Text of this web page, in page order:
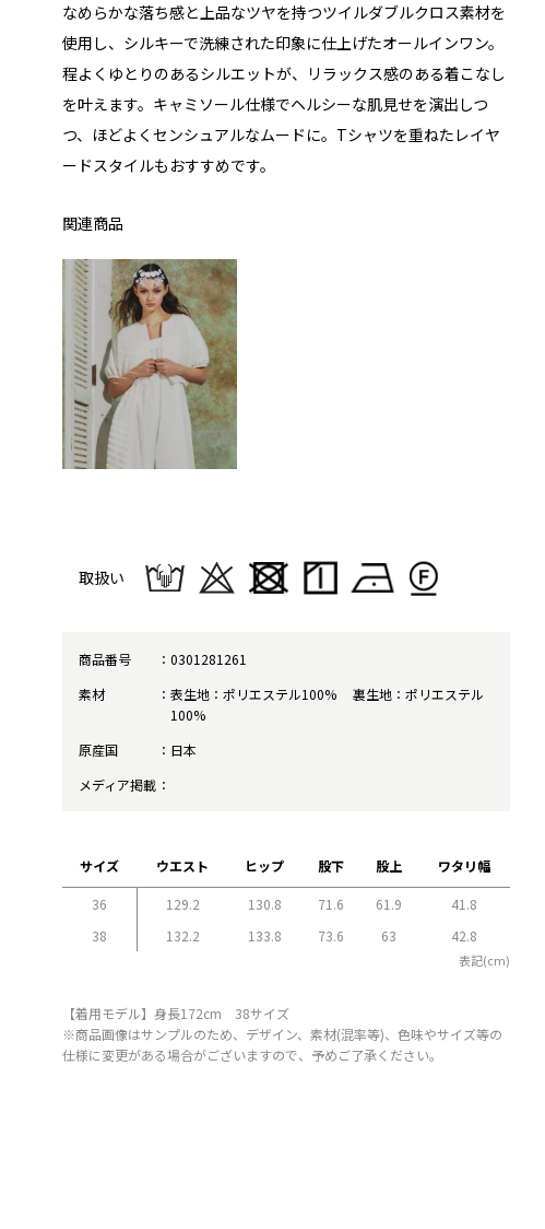
なめらかな落ち感と上品なツヤを持つツイルダブルクロス素材を
使用し、シルキーで洗練された印象に仕上げたオールインワン。
程よくゆとりのあるシルエットが、リラックス感のある着こなし
を叶えます。キャミソール仕様でヘルシーな肌見せを演出しつ
つ、ほどよくセンシュアルなムードに。Tシャツを重ねたレイヤ
ードスタイルもおすすめです。
関連商品
取扱い
商品番号
0301281261
素材
表生地：ポリエステル100% 裏生地：ポリエステル
100%
原産国
日本
メディア掲載
サイズ ウエスト ヒップ 股下 股上 ワタリ幅
36 129.2 130.8 71.6 61.9
41.8
38
132.2 133.8 73.6 63 42.8
表記(cm)
【着用モデル】身長172cm 38サイズ
※商品画像はサンプルのため、デザイン、素材(混率等)、色味やサイズ等の
仕様に変更がある場合がございますので、予めご了承ください。